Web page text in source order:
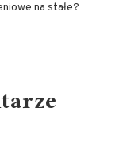
na stałe?